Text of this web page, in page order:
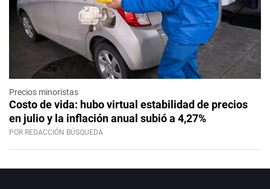
Precios minoristas
Costo de vida: hubo virtual estabilidad de precios
en julio y la inflación anual subió a 4,27%
POR REDACCIÓN BÚSQUEDA